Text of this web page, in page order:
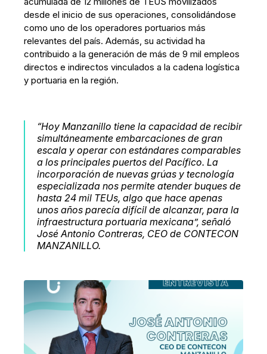
desde el inicio de sus operaciones, consolidándose
como uno de los operadores portuarios más
relevantes del país. Además, su actividad ha
contribuido a la generación de más de 9 mil empleos
directos e indirectos vinculados a la cadena logística
y portuaria en la región.
“Hoy Manzanillo tiene la capacidad de recibir
simultáneamente embarcaciones de gran
escala y operar con estándares comparables
a los principales puertos del Pacífico. La
incorporación de nuevas grúas y tecnología
especializada nos permite atender buques de
hasta 24 mil TEUs, algo que hace apenas
unos años parecía difícil de alcanzar, para la
infraestructura portuaria mexicana”, señaló
José Antonio Contreras, CEO de CONTECON
MANZANILLO.